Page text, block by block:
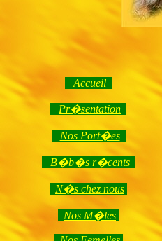
Accueil
Pr�sentation
Nos Port�es
B�b�s r�cents
N�s chez nous
Nos M�les